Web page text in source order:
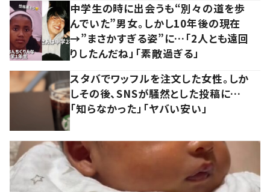
中学生の時に出会うも“別々の道を歩
んでいた”男女。しかし10年後の現在
→”まさかすぎる姿”に…「2人とも遠回
りしたんだね」「素敵過ぎる」
スタバでワッフルを注文した女性。しか
しその後、SNSが騒然とした投稿に…
「知らなかった」「ヤバい安い」